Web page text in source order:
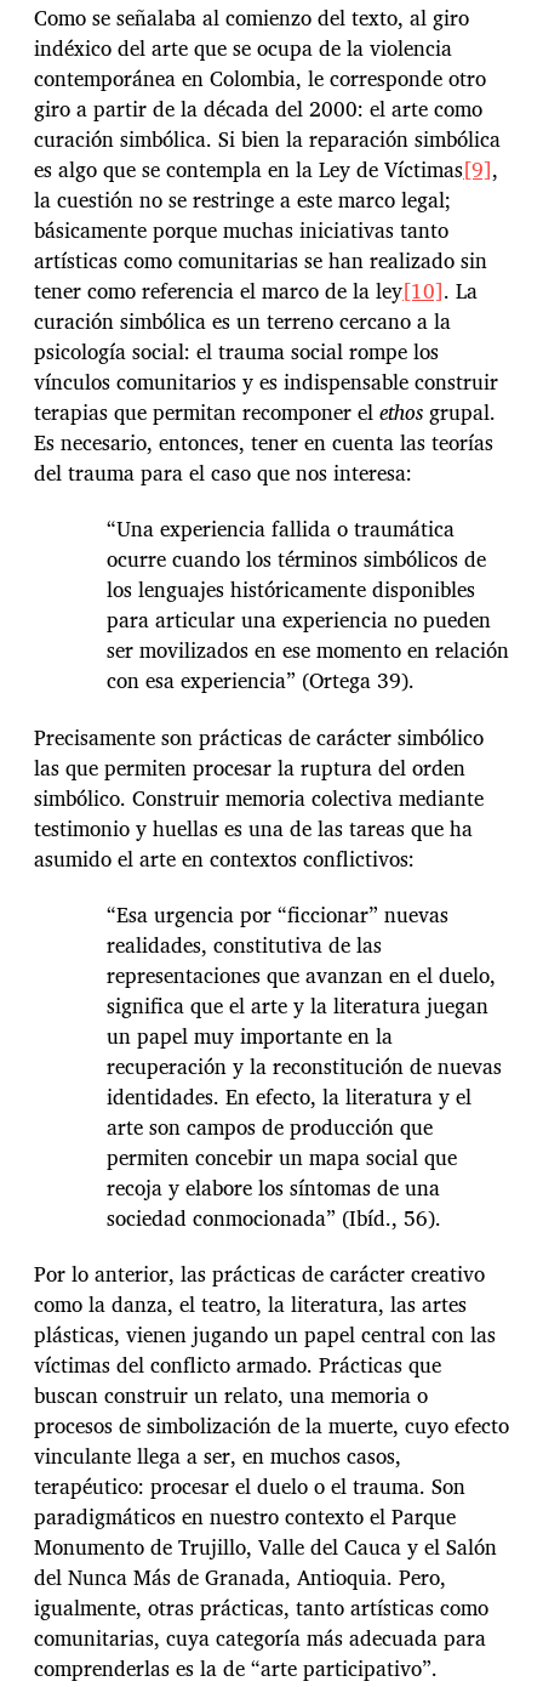
Como se señalaba al comienzo del texto, al giro
indéxico del arte que se ocupa de la violencia
contemporánea en Colombia, le corresponde otro
giro a partir de la década del 2000: el arte como
curación simbólica. Si bien la reparación simbólica
es algo que se contempla en la Ley de Víctimas[9],
la cuestión no se restringe a este marco legal;
básicamente porque muchas iniciativas tanto
artísticas como comunitarias se han realizado sin
tener como referencia el marco de la ley[10]. La
curación simbólica es un terreno cercano a la
psicología social: el trauma social rompe los
vínculos comunitarios y es indispensable construir
terapias que permitan recomponer elethosgrupal.
Es necesario, entonces, tener en cuenta las teorías
del trauma para el caso que nos interesa:
“Una experiencia fallida o traumática
ocurre cuando los términos simbólicos de
los lenguajes históricamente disponibles
para articular una experiencia no pueden
ser movilizados en ese momento en relación
con esa experiencia” (Ortega 39).
Precisamente son prácticas de carácter simbólico
las que permiten procesar la ruptura del orden
simbólico. Construir memoria colectiva mediante
testimonio y huellas es una de las tareas que ha
asumido el arte en contextos conflictivos:
“Esa urgencia por “ficcionar” nuevas
realidades, constitutiva de las
representaciones que avanzan en el duelo,
significa que el arte y la literatura juegan
un papel muy importante en la
recuperación y la reconstitución de nuevas
identidades. En efecto, la literatura y el
arte son campos de producción que
permiten concebir un mapa social que
recoja y elabore los síntomas de una
sociedad conmocionada” (Ibíd., 56).
Por lo anterior, las prácticas de carácter creativo
como la danza, el teatro, la literatura, las artes
plásticas, vienen jugando un papel central con las
víctimas del conflicto armado. Prácticas que
buscan construir un relato, una memoria o
procesos de simbolización de la muerte, cuyo efecto
vinculante llega a ser, en muchos casos,
terapéutico: procesar el duelo o el trauma. Son
paradigmáticos en nuestro contexto el Parque
Monumento de Trujillo, Valle del Cauca y el Salón
del Nunca Más de Granada, Antioquia. Pero,
igualmente, otras prácticas, tanto artísticas como
comunitarias, cuya categoría más adecuada para
comprenderlas es la de “arte participativo”.